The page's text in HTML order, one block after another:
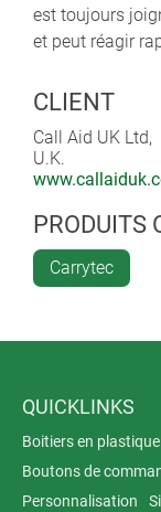
est toujours
et peut réagir
CLIENT
Call Aid UK Ltd,
U.K.
PRODUITS
Carrytec
QUICKLINKS
Boitiers en plastique
Boutons de
Personnalisation